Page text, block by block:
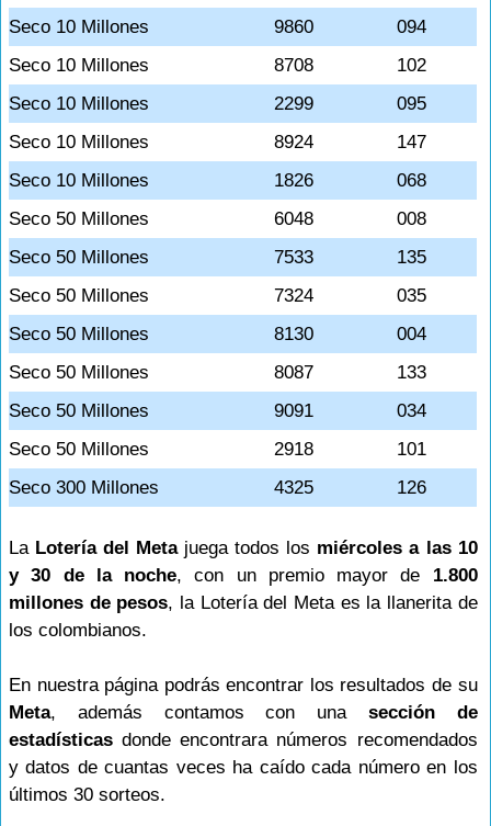
Seco 10 Millones
9860
094
Seco 10 Millones
8708
102
Seco 10 Millones
2299
095
Seco 10 Millones
8924
147
Seco 10 Millones
1826
068
Seco 50 Millones
6048
008
Seco 50 Millones
7533
135
Seco 50 Millones
7324
035
Seco 50 Millones
8130
004
Seco 50 Millones
8087
133
Seco 50 Millones
9091
034
Seco 50 Millones
2918
101
Seco 300 Millones
4325 126
La Lotería del Metajuega todos los miércoles a las 10
y 30 de la noche, con un premio mayor de 1.800
millones de pesos, la Lotería del Meta es la llanerita de
los colombianos.
En nuestra página podrás encontrar los resultados de su
Meta, además contamos con una sección de
estadísticas donde encontrara números recomendados
y datos de cuantas veces ha caído cada número en los
últimos 30 sorteos.